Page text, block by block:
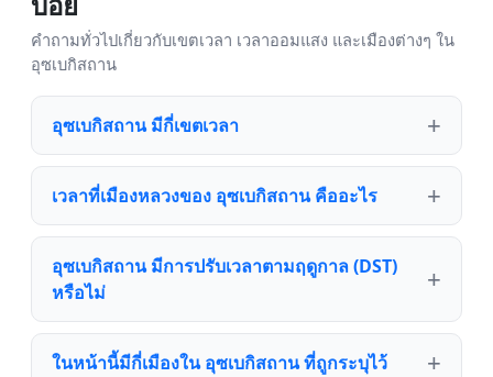
คำถามทั่วไปเกี่ยวกับเขตเวลา เวลาออมแสง และเมืองต่างๆ ใน
อุซเบกิสถาน
อุซเบกิสถาน มีกี่เขตเวลา
เวลาที่เมืองหลวงของ อุซเบกิสถาน คืออะไร
อุซเบกิสถาน มีการปรับเวลาตามฤดูกาล (DST)
หรือไม่
ในหน้านี้มีกี่เมืองใน อุซเบกิสถาน ที่ถูกระบุไว้